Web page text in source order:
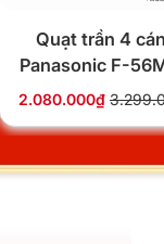
Quạt trần 4
Panasonic F-
2.080.000₫